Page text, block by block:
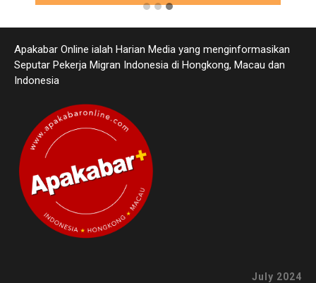
Apakabar Online ialah Harian Media yang menginformasikan
Seputar Pekerja Migran Indonesia di Hongkong, Macau dan
Indonesia
July 2024